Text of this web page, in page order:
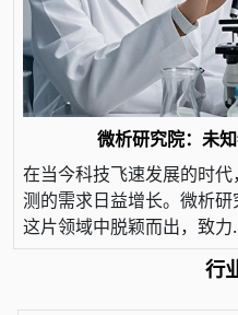
微析研究院：未
在当今科技飞速发展的时
测的需求日益增长。微析
这片领域中脱颖而出，致力
行